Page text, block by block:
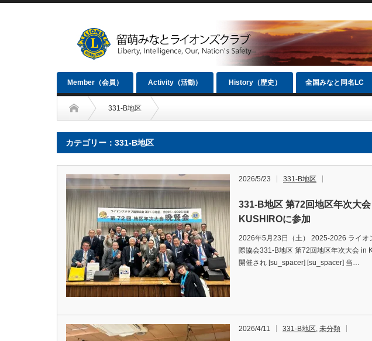
Member（会員） Activity（活動） History（歴史） 全国みなと同名LC
331-B地区
カテゴリー：331-B地区
2026/5/23 331-B地区
331-B地区 第72回地区年次大
KUSHIROに参加
2026年5月23日（土） 2025-2026 ライオ
際協会331-B地区 第72回地区年次大会 in
開催され [su_spacer] [su_spacer] 当…
2026/4/11 331-B地区, 未分類